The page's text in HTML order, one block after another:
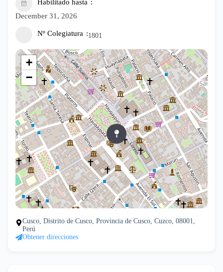
Habilitado hasta
December 31, 2026
Nº Colegiatura 1801
+
−
Cusco, Distrito de Cusco, Provincia de Cusco, Cuzco, 08001,
Perú
Obtener direcciones